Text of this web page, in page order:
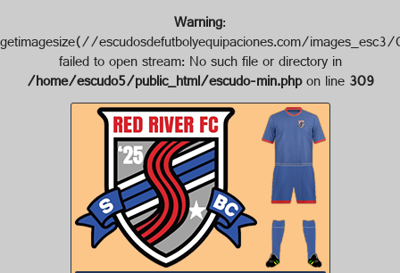
Warning:
getimagesize(//escudosdefutbolyequipaciones.com/
failed to open stream: No such file or directory in
/home/escudo5/public_html/escudo-min.phpon line309